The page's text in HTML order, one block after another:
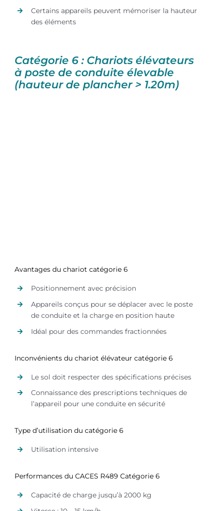
Certains appareils peuvent mémoriser la hauteur
des éléments
Catégorie 6 : Chariots élévateurs
à poste de conduite élevable
(hauteur de plancher > 1.20m)
Avantages du chariot catégorie 6
Positionnement avec précision
Appareils conçus pour se déplacer avec le poste
de conduite et la charge en position haute
Idéal pour des commandes fractionnées
Inconvénients du chariot élévateur catégorie 6
Le sol doit respecter des spécifications précises
Connaissance des prescriptions techniques de
l’appareil pour une conduite en sécurité
Type d’utilisation du catégorie 6
Utilisation intensive
Performances du CACES R489 Catégorie 6
Capacité de charge jusqu’à 2000 kg